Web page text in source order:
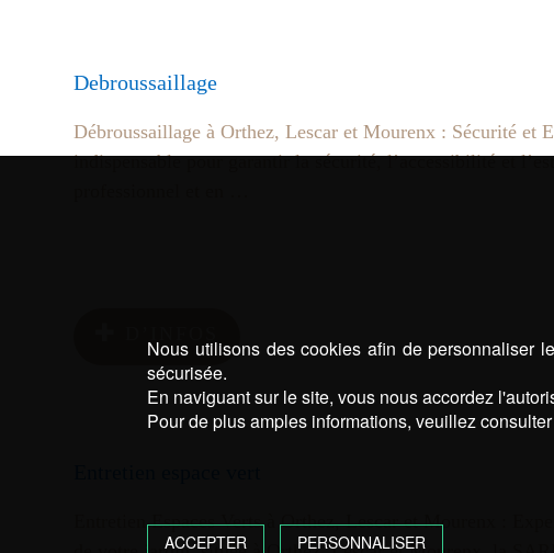
Debroussaillage
Débroussaillage à Orthez, Lescar et Mourenx : Sécurité et
indispensable pour garantir la sécurité, l’accessibilité et
Entretien Espaces Verts à Orthez, Lescar et Mourenx :
Nous utilisons des cookies afin de personnaliser
sécurisée.
En naviguant sur le site, vous nous accordez
Pour de plus amples informations, veuillez
ACCEPTER PERSONNALISER